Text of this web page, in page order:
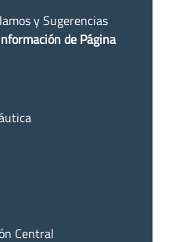
y Sugerencias
de Página
Central